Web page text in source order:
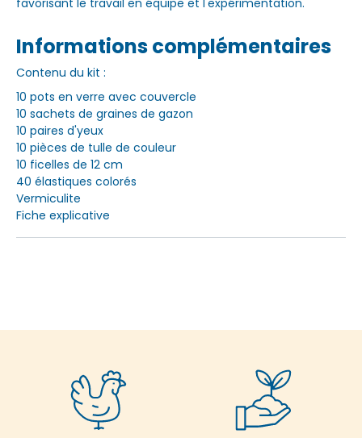
favorisant le travail en équipe et l'expérimentation.
Informations complémentaires
Contenu du kit :
10 pots en verre avec couvercle
10 sachets de graines de gazon
10 paires d'yeux
10 pièces de tulle de couleur
10 ficelles de 12 cm
40 élastiques colorés
Vermiculite
Fiche explicative